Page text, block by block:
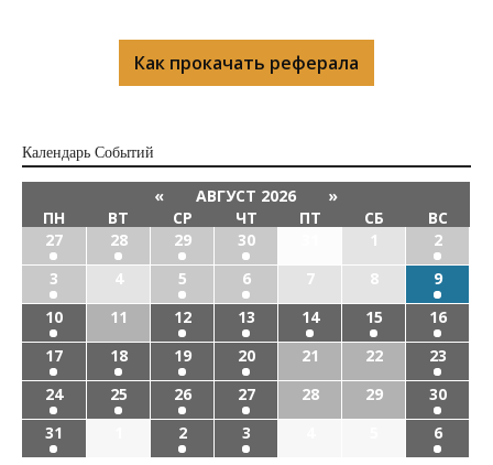
Как прокачать реферала
Календарь Cобытий
« АВГУСТ 2026
»
ПН
ВТ СР ЧТ ПТ СБ
ВС
27
28 29 30 1
2
3
4 5 6 7 8
9
10
11 12 13 14 15
16
17
18 19 20 21 22
23
24
25 26 27 28 29
30
31
2 3 6